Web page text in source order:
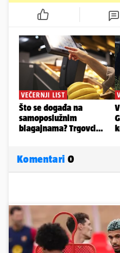
Komentari 0